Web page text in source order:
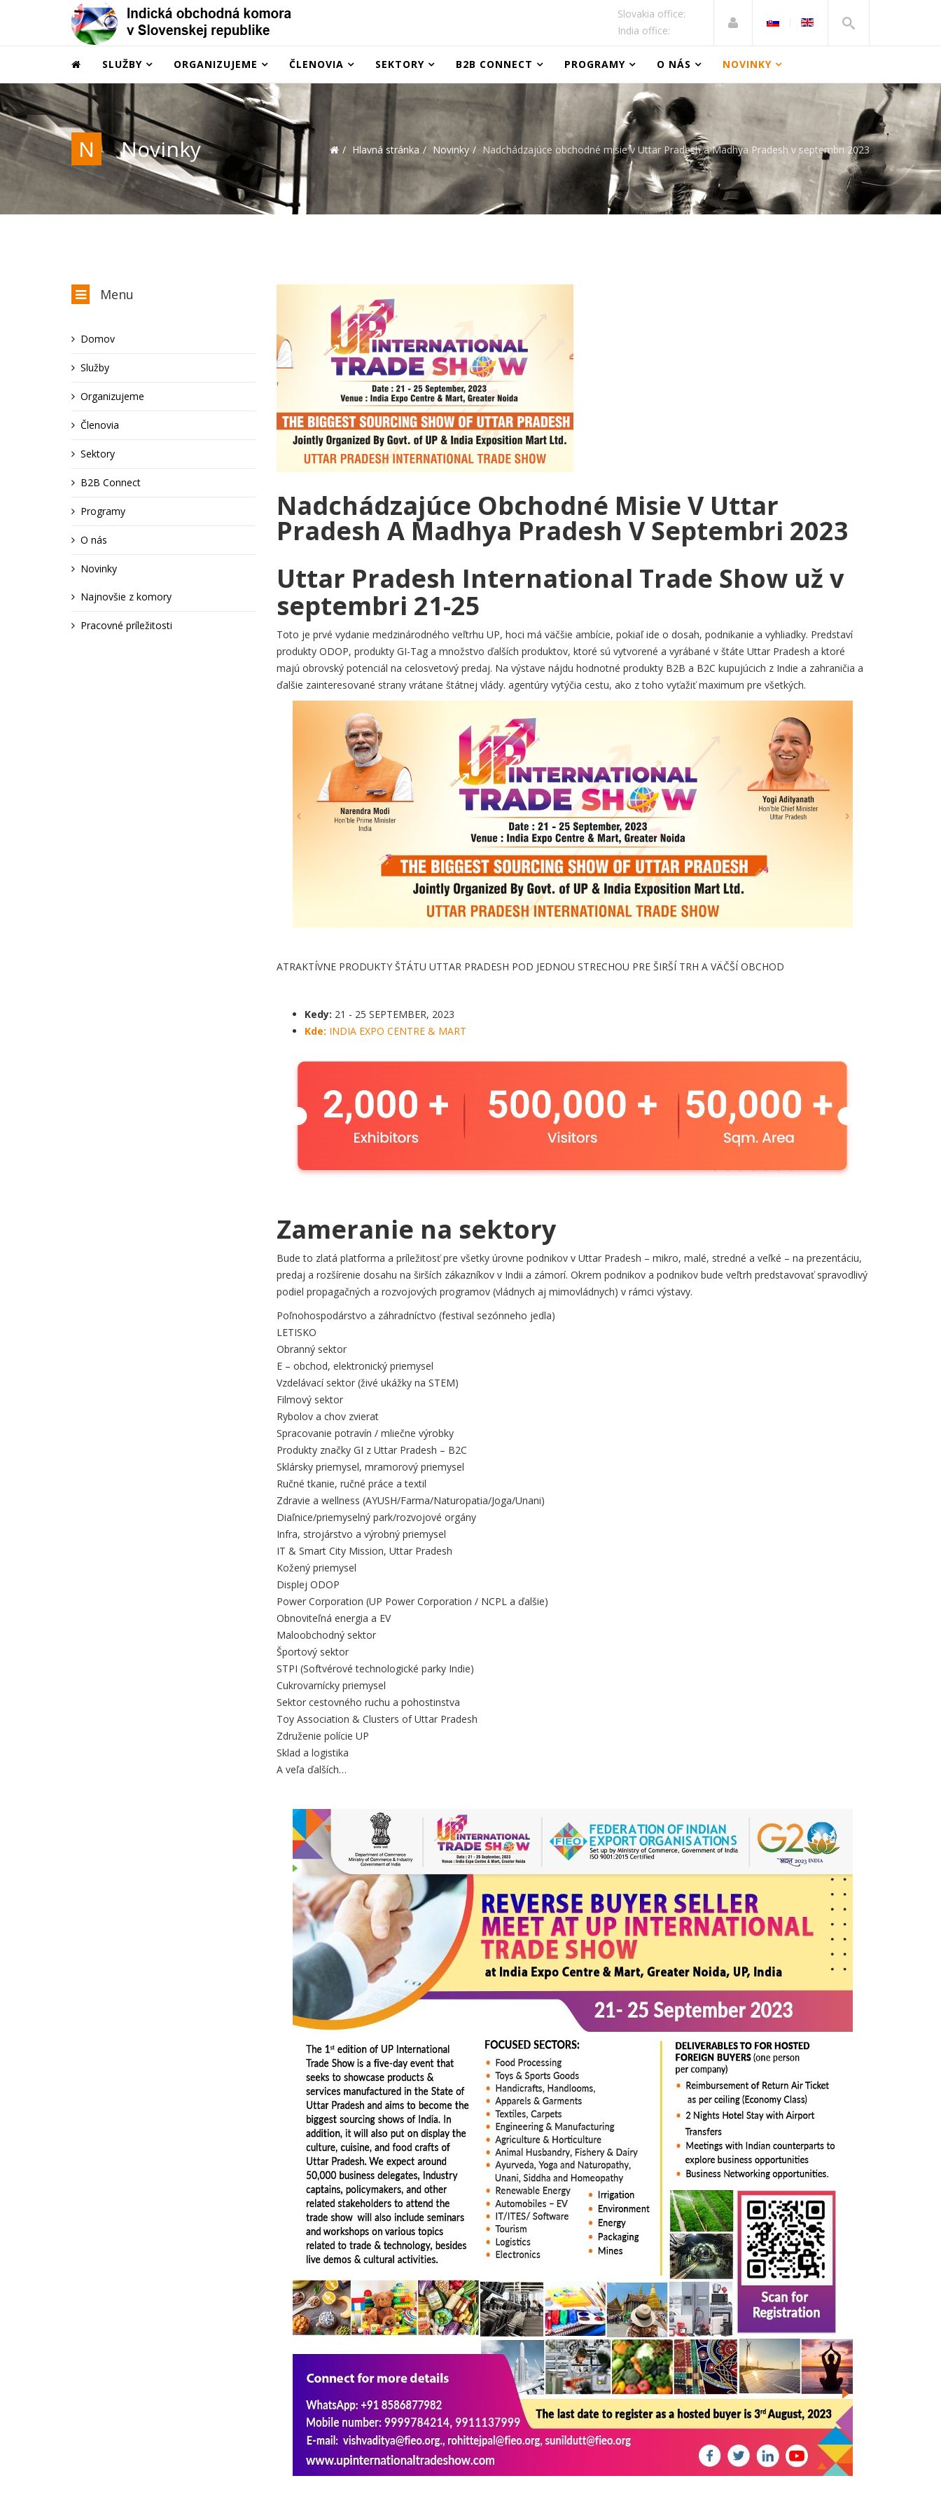
Slovakia office:
India office:
SLUŽBY ORGANIZUJEME ČLENOVIA SEKTORY B2B CONNECT PROGRAMY O NÁS NOVINKY
N Novinky Hlavná stránka Novinky Nadchádzajúce obchodné misie v Uttar Pradesh a Madhya Pradesh v septembri 2023
Menu
Domov
Služby
Organizujeme
Členovia
Sektory
B2B Connect
Programy
O nás
Novinky
Najnovšie z komory
Pracovné príležitosti
Nadchádzajúce Obchodné Misie V Uttar
Pradesh A Madhya Pradesh V Septembri 2023
Uttar Pradesh International Trade Show už v
septembri 21-25
Toto je prvé vydanie medzinárodného veľtrhu UP, hoci má väčšie ambície, pokiaľ ide o dosah, podnikanie a vyhliadky. Predstaví
produkty ODOP, produkty GI-Tag a množstvo ďalších produktov, ktoré sú vytvorené a vyrábané v štáte Uttar Pradesh a ktoré
majú obrovský potenciál na celosvetový predaj. Na výstave nájdu hodnotné produkty B2B a B2C kupujúcich z Indie a zahraničia a
ďalšie zainteresované strany vrátane štátnej vlády. agentúry vytýčia cestu, ako z toho vyťažiť maximum pre všetkých.
ATRAKTÍVNE PRODUKTY ŠTÁTU UTTAR PRADESH POD JEDNOU STRECHOU PRE ŠIRŠÍ TRH A VÄČŠÍ OBCHOD
Kedy: 21 - 25 SEPTEMBER, 2023
Kde: INDIA EXPO CENTRE & MART
Zameranie na sektory
Bude to zlatá platforma a príležitosť pre všetky úrovne podnikov v Uttar Pradesh – mikro, malé, stredné a veľké – na prezentáciu,
predaj a rozšírenie dosahu na širších zákazníkov v Indii a zámorí. Okrem podnikov a podnikov bude veľtrh predstavovať spravodlivý
podiel propagačných a rozvojových programov (vládnych aj mimovládnych) v rámci výstavy.
Poľnohospodárstvo a záhradníctvo (festival sezónneho jedla)
LETISKO
Obranný sektor
E – obchod, elektronický priemysel
Vzdelávací sektor (živé ukážky na STEM)
Filmový sektor
Rybolov a chov zvierat
Spracovanie potravín / mliečne výrobky
Produkty značky GI z Uttar Pradesh – B2C
Sklársky priemysel, mramorový priemysel
Ručné tkanie, ručné práce a textil
Zdravie a wellness (AYUSH/Farma/Naturopatia/Joga/Unani)
Diaľnice/priemyselný park/rozvojové orgány
Infra, strojárstvo a výrobný priemysel
IT & Smart City Mission, Uttar Pradesh
Kožený priemysel
Displej ODOP
Power Corporation (UP Power Corporation / NCPL a ďalšie)
Obnoviteľná energia a EV
Maloobchodný sektor
Športový sektor
STPI (Softvérové technologické parky Indie)
Cukrovarnícky priemysel
Sektor cestovného ruchu a pohostinstva
Toy Association & Clusters of Uttar Pradesh
Združenie polície UP
Sklad a logistika
A veľa ďalších…